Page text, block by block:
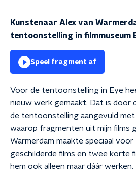
Kunstenaar Alex van
tentoonstelling in filmmuseum
Speel fragment af
Voor de tentoonstelling in Eye
nieuw werk gemaakt. Dat is door
de tentoonstelling aangevuld
waarop fragmenten uit mijn films
Warmerdam maakte speciaal
geschilderde films en twee korte
hem ook alleen maar dáár werken.